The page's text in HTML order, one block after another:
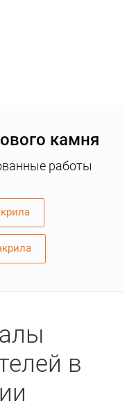
камня
работы
в